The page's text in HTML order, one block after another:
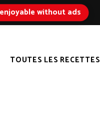
without ads
TOUTES LES RECETTES